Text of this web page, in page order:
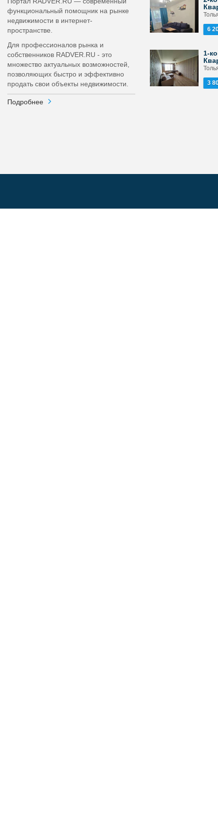
функциональный помощник на рынке
недвижимости в интернет-
пространстве.
Для профессионалов рынка и
собственников RADVER.RU - это
множество актуальных возможностей,
позволяющих быстро и эффективно
продать свои объекты недвижимости.
Подробнее
6
1-
3